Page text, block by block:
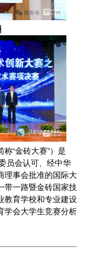
“金砖大赛”）是
员会认可、经中华
理事会批准的国际大
带一路暨金砖国家技
教育学校和专业建设
学会大学生竞赛分析